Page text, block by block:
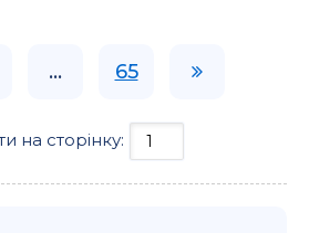
... 65
на сторінку: